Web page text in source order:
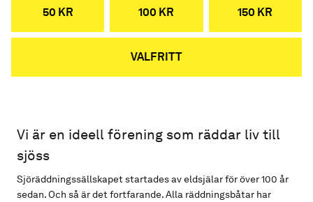
50 KR 100 KR 150 KR
VALFRITT
Vi är en ideell förening som räddar liv till
sjöss
Sjöräddningssällskapet startades av eldsjälar för över 100 år
sedan. Och så är det fortfarande. Alla räddningsbåtar har